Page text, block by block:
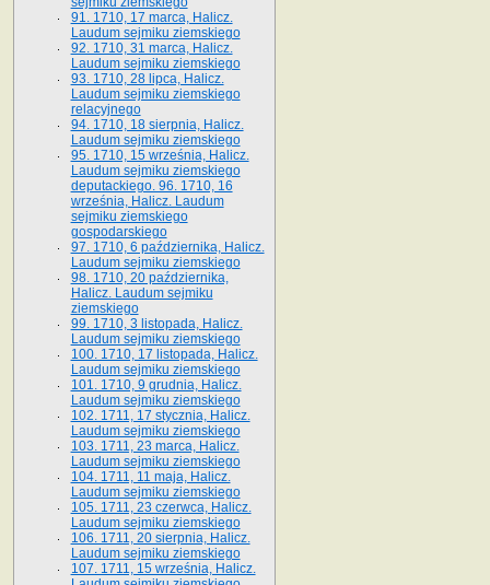
91. 1710, 17 marca, Halicz.
Laudum sejmiku ziemskiego
92. 1710, 31 marca, Halicz.
Laudum sejmiku ziemskiego
93. 1710, 28 lipca, Halicz.
Laudum sejmiku ziemskiego
relacyjnego
94. 1710, 18 sierpnia, Halicz.
Laudum sejmiku ziemskiego
95. 1710, 15 września, Halicz.
Laudum sejmiku ziemskiego
deputackiego. 96. 1710, 16
września, Halicz. Laudum
sejmiku ziemskiego
gospodarskiego
97. 1710, 6 października, Halicz.
Laudum sejmiku ziemskiego
98. 1710, 20 października,
Halicz. Laudum sejmiku
ziemskiego
99. 1710, 3 listopada, Halicz.
Laudum sejmiku ziemskiego
100. 1710, 17 listopada, Halicz.
Laudum sejmiku ziemskiego
101. 1710, 9 grudnia, Halicz.
Laudum sejmiku ziemskiego
102. 1711, 17 stycznia, Halicz.
Laudum sejmiku ziemskiego
103. 1711, 23 marca, Halicz.
Laudum sejmiku ziemskiego
104. 1711, 11 maja, Halicz.
Laudum sejmiku ziemskiego
105. 1711, 23 czerwca, Halicz.
Laudum sejmiku ziemskiego
106. 1711, 20 sierpnia, Halicz.
Laudum sejmiku ziemskiego
107. 1711, 15 września, Halicz.